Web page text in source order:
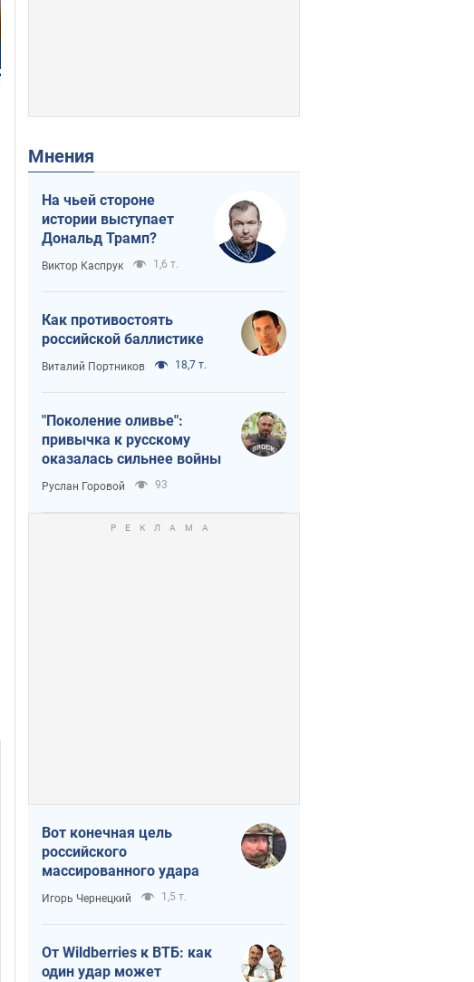
Мнения
На чьей стороне
истории выступает
Дональд Трамп?
Виктор Каспрук 1,6 т.
Как противостоять
российской баллистике
Виталий Портников 18,7 т.
"Поколение оливье":
привычка к русскому
оказалась сильнее войны
Руслан Горовой 93
Вот конечная цель
российского
массированного удара
Игорь Чернецкий 1,5 т.
От Wildberries к ВТБ: как
один удар может